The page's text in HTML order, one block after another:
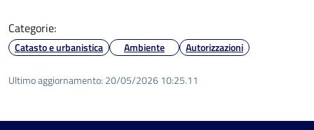
Categorie:
Catasto e urbanistica Ambiente Autorizzazioni
Ultimo aggiornamento: 20/05/2026 10:25.11